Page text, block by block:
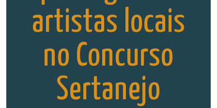
artistas locais
no Concurso
Sertanejo